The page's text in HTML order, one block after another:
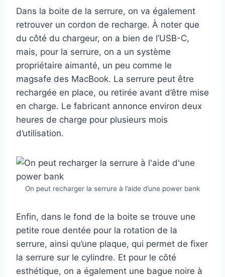
Dans la boite de la serrure, on va également
retrouver un cordon de recharge. À noter que
du côté du chargeur, on a bien de l’USB-C,
mais, pour la serrure, on a un système
propriétaire aimanté, un peu comme le
magsafe des MacBook. La serrure peut être
rechargée en place, ou retirée avant d’être mise
en charge. Le fabricant annonce environ deux
heures de charge pour plusieurs mois
d’utilisation.
On peut recharger la serrure à l’aide d’une power bank
Enfin, dans le fond de la boite se trouve une
petite roue dentée pour la rotation de la
serrure, ainsi qu’une plaque, qui permet de fixer
la serrure sur le cylindre. Et pour le côté
esthétique, on a également une bague noire à